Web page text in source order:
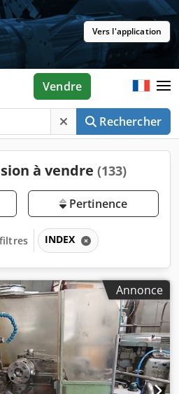
Vers l'application
Rechercher
Vendre
à vendre (133)
Pertinence
INDEX
Annonce